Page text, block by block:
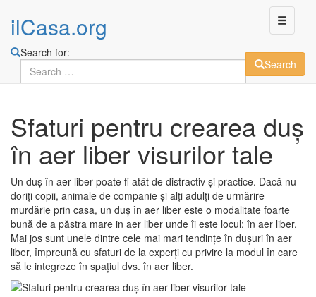
ilCasa.org
Search for:
Search
main
content
Sfaturi pentru crearea duș
în aer liber visurilor tale
Un duș în aer liber poate fi atât de distractiv și practice. Dacă nu
doriți copii, animale de companie și alți adulți de urmărire
murdărie prin casa, un duș în aer liber este o modalitate foarte
bună de a păstra mare in aer liber unde îi este locul: în aer liber.
Mai jos sunt unele dintre cele mai mari tendințe în dușuri în aer
liber, împreună cu sfaturi de la experți cu privire la modul în care
să le integreze în spațiul dvs. în aer liber.